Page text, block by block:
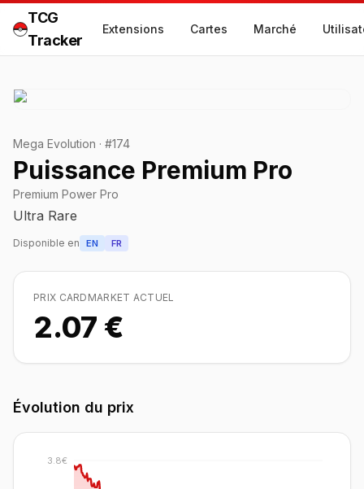
TCG
Tracker
Extensions Cartes Marché
Mega Evolution · #174
Puissance Premium Pro
Premium Power Pro
Ultra Rare
Disponible en EN FR
PRIX CARDMARKET ACTUEL
2.07 €
Évolution du prix
3.8€